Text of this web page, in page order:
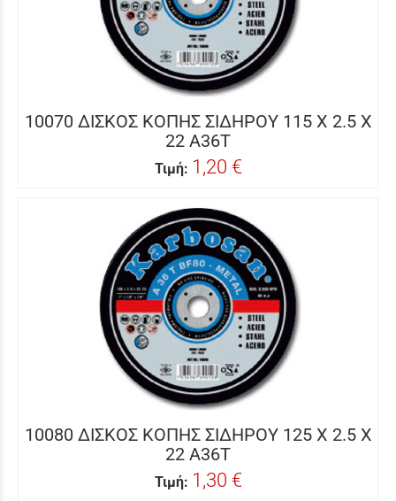
10070 ΔΙΣΚΟΣ ΚΟΠΗΣ ΣΙΔΗΡΟΥ 115 Χ 2.5 Χ
22 A36T
Τιμή: 1,20 €
10080 ΔΙΣΚΟΣ ΚΟΠΗΣ ΣΙΔΗΡΟΥ 125 X 2.5 X
22 A36T
Τιμή: 1,30 €